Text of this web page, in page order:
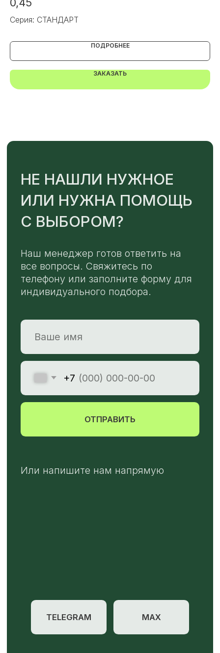
Серия: СТАНДАРТ
ПОДРОБНЕЕ
ЗАКАЗАТЬ